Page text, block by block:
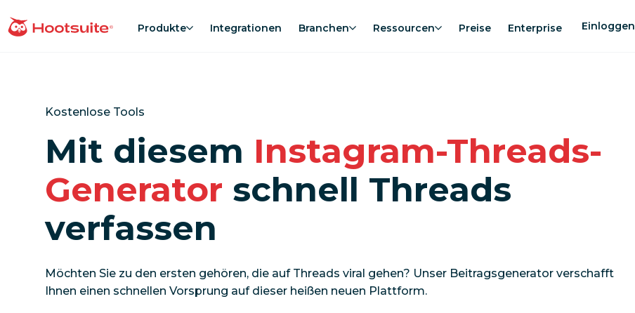
zum
Homepage Produkte Integrationen Branchen Ressourcen Preise Enterprise Einloggen
Kostenlose Tools
Mit diesem Instagram-Threads-
Generator schnell Threads
verfassen
Möchten Sie zu den ersten gehören, die auf Threads viral gehen? Unser Beitragsgenerator verschafft
Ihnen einen schnellen Vorsprung auf dieser heißen neuen Plattform.